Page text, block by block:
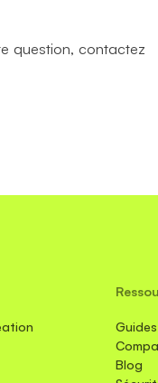
question, contactez
Blog